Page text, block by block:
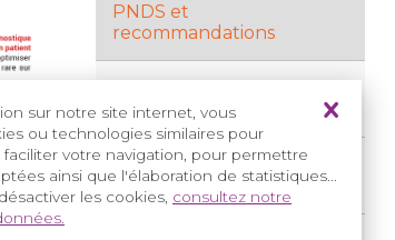
sur notre site internet, vous
ou technologies similaires pour
votre navigation, pour permettre
ainsi que l'élaboration de statistiques...
les cookies, consultez notre
PNDS et
recommandations
Pluridisciplinaire (RCP)
Éducation Thérapeutique
du Patient (ETP)